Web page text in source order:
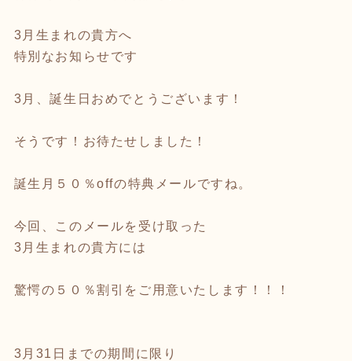
3月生まれの貴方へ
特別なお知らせです
3月、誕生日おめでとうございます！
そうです！お待たせしました！
誕生月５０％offの特典メールですね。
今回、このメールを受け取った
3月生まれの貴方には
驚愕の５０％割引をご用意いたします！！！
3月31日までの期間に限り